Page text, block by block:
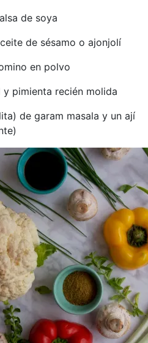
de soya
de sésamo o ajonjolí
en polvo
pimienta recién molida
de garam masala y un ají